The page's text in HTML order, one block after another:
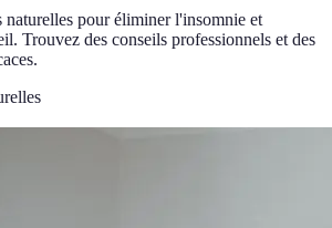
naturelles pour éliminer l'insomnie et
Trouvez des conseils professionnels et des